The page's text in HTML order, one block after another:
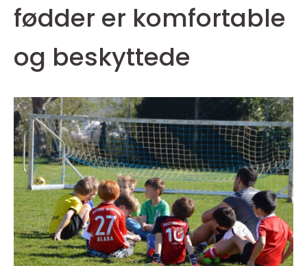
fødder er komfortable
og beskyttede